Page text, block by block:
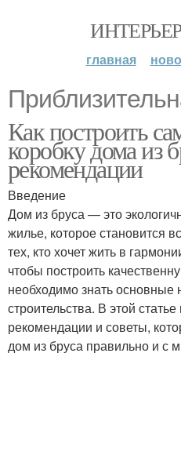
главная
Как построить
коробку дома из
рекомендации
Введение
Дом из бруса — это
жилье, которое становится
тех, кто хочет жить в
чтобы построить
необходимо знать
строительства. В этой
рекомендации и советы,
дом из бруса правильно и с